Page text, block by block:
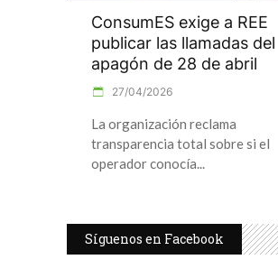
ConsumES exige a REE
publicar las llamadas del
apagón de 28 de abril
27/04/2026
La organización reclama
transparencia total sobre si el
operador conocía
Síguenos en Facebook